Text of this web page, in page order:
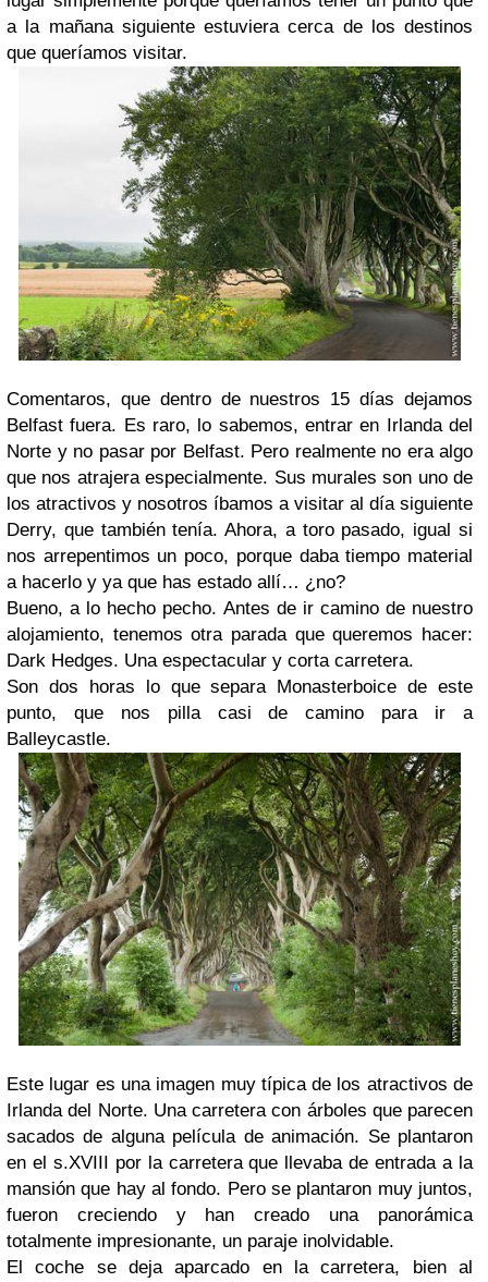
a la mañana siguiente estuviera cerca de los destinos
que queríamos visitar.
Comentaros, que dentro de nuestros 15 días dejamos
Belfast fuera. Es raro, lo sabemos, entrar en Irlanda del
Norte y no pasar por Belfast. Pero realmente no era algo
que nos atrajera especialmente. Sus murales son uno de
los atractivos y nosotros íbamos a visitar al día siguiente
Derry, que también tenía. Ahora, a toro pasado, igual si
nos arrepentimos un poco, porque daba tiempo material
a hacerlo y ya que has estado allí… ¿no?
Bueno, a lo hecho pecho. Antes de ir camino de nuestro
alojamiento, tenemos otra parada que queremos hacer:
Dark Hedges. Una espectacular y corta carretera.
Son dos horas lo que separa Monasterboice de este
punto, que nos pilla casi de camino para ir a
Balleycastle.
Este lugar es una imagen muy típica de los atractivos de
Irlanda del Norte. Una carretera con árboles que parecen
sacados de alguna película de animación. Se plantaron
en el s.XVIII por la carretera que llevaba de entrada a la
mansión que hay al fondo. Pero se plantaron muy juntos,
fueron creciendo y han creado una panorámica
totalmente impresionante, un paraje inolvidable.
El coche se deja aparcado en la carretera, bien al